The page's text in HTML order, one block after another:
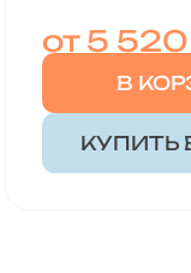
от 5 520
В
КУПИТЬ